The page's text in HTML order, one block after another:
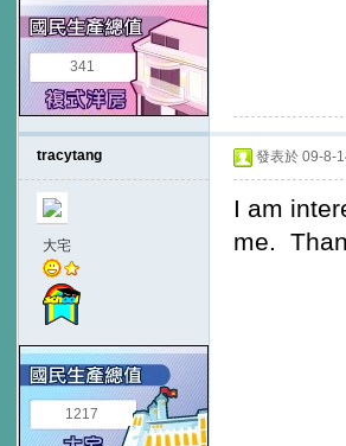
341
tracytang
大宅
1217
發表於 09-8-
I am
me.